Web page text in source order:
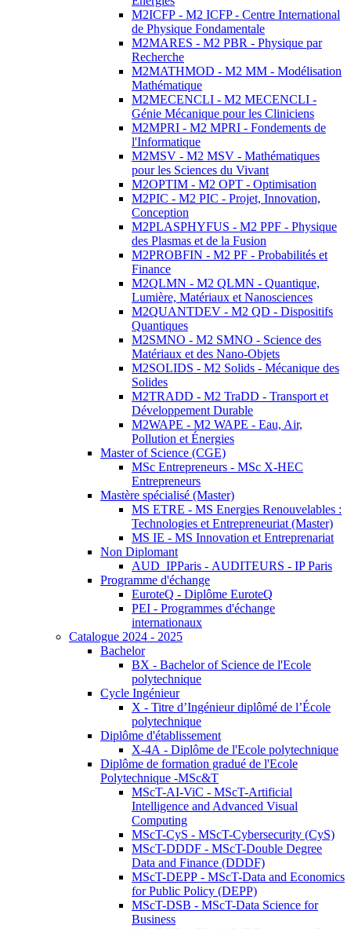
M2ICFP - M2 ICFP - Centre International
de Physique Fondamentale
M2MARES - M2 PBR - Physique par
Recherche
M2MATHMOD - M2 MM - Modélisation
Mathématique
M2MECENCLI - M2 MECENCLI -
Génie Mécanique pour les Cliniciens
M2MPRI - M2 MPRI - Fondements de
l'Informatique
M2MSV - M2 MSV - Mathématiques
pour les Sciences du Vivant
M2OPTIM - M2 OPT - Optimisation
M2PIC - M2 PIC - Projet, Innovation,
Conception
M2PLASPHYFUS - M2 PPF - Physique
des Plasmas et de la Fusion
M2PROBFIN - M2 PF - Probabilités et
Finance
M2QLMN - M2 QLMN - Quantique,
Lumière, Matériaux et Nanosciences
M2QUANTDEV - M2 QD - Dispositifs
Quantiques
M2SMNO - M2 SMNO - Science des
Matériaux et des Nano-Objets
M2SOLIDS - M2 Solids - Mécanique des
Solides
M2TRADD - M2 TraDD - Transport et
Développement Durable
M2WAPE - M2 WAPE - Eau, Air,
Pollution et Énergies
Master of Science (CGE)
MSc Entrepreneurs - MSc X-HEC
Entrepreneurs
Mastère spécialisé (Master)
MS ETRE - MS Energies Renouvelables :
Technologies et Entrepreneuriat (Master)
MS IE - MS Innovation et Entreprenariat
Non Diplomant
AUD_IPParis - AUDITEURS - IP Paris
Programme d'échange
EuroteQ - Diplôme EuroteQ
PEI - Programmes d'échange
internationaux
Catalogue 2024 - 2025
Bachelor
BX - Bachelor of Science de l'Ecole
polytechnique
Cycle Ingénieur
X - Titre d’Ingénieur diplômé de l’École
polytechnique
Diplôme d'établissement
X-4A - Diplôme de l'Ecole polytechnique
Diplôme de formation gradué de l'Ecole
Polytechnique -MSc&T
MScT-AI-ViC - MScT-Artificial
Intelligence and Advanced Visual
Computing
MScT-CyS - MScT-Cybersecurity (CyS)
MScT-DDDF - MScT-Double Degree
Data and Finance (DDDF)
MScT-DEPP - MScT-Data and Economics
for Public Policy (DEPP)
MScT-DSB - MScT-Data Science for
Business